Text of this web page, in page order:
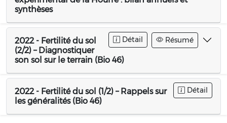
synthèses
Détail Résumé
2022 - Fertilité du sol
(2/2) – Diagnostiquer
son sol sur le terrain (Bio 46)
Détail
2022 - Fertilité du sol (1/2) – Rappels sur
les généralités (Bio 46)